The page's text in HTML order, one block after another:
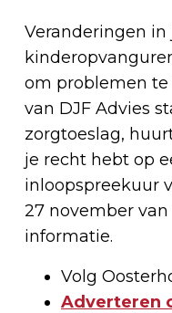
Veranderingen
om problemen te
van DJF Advies
zorgtoeslag,
je recht hebt op
inloopspreekuur
27 november van
informatie.
Volg
Adverteren